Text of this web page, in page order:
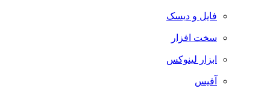
فایل و دیسک
سخت افزار
ابزار لینوکس
آفیس